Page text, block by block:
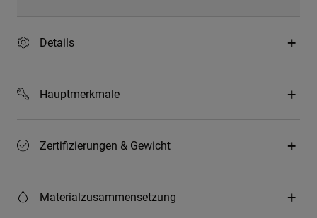
Details
Hauptmerkmale
Zertifizierungen & Gewicht
Materialzusammensetzung